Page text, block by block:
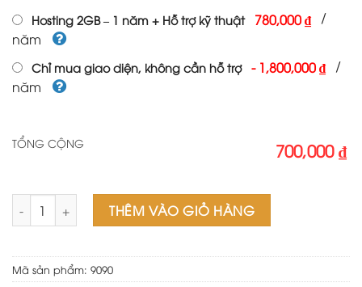
Hosting 2GB – 1 năm + Hỗ trợ kỹ thuật 780,000 ₫ /
năm
Chỉ mua giao diện, không cần hỗ trợ -1,800,000 ₫ /
năm
TỔNG CỘNG 700,000 ₫
Theme wordpress thực phẩm chức năng 06 số lượng
THÊM VÀO GIỎ HÀNG
Mã sản phẩm: 9090